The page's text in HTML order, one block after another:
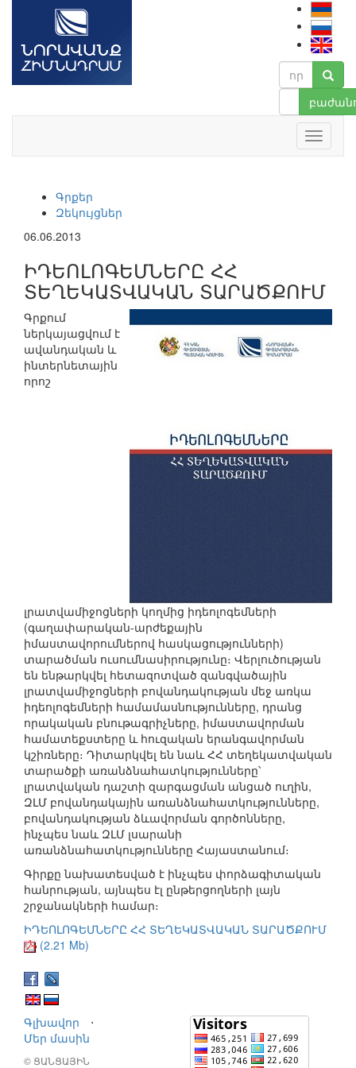
Գրքեր
Զեկույցներ
06.06.2013
ԻԴԵՈԼՈԳԵՄՆԵՐԸ ՀՀ
ՏԵՂԵԿԱՏՎԱԿԱՆ ՏԱՐԱԾՔՈՒՄ
Գրքում
ներկայացվում է
ավանդական և
ինտերնետային
որոշ
լրատվամիջոցների կողմից իդեոլոգեմների
(գաղափարական-արժեքային
իմաստավորումներով հասկացությունների)
տարածման ուսումնասիրությունը։ Վերլուծության
են ենթարկվել հետազոտված զանգվածային
լրատվամիջոցների բովանդակության մեջ առկա
իդեոլոգեմների համամասնությունները, դրանց
որակական բնութագրիչները, իմաստավորման
համատեքստերը և հուզական երանգավորման
կշիռները։ Դիտարկվել են նաև ՀՀ տեղեկատվական
տարածքի առանձնահատկությունները՝
լրատվական դաշտի զարգացման անցած ուղին,
ԶԼՄ բովանդակային առանձնահատկությունները,
բովանդակության ձևավորման գործոնները,
ինչպես նաև ԶԼՄ լսարանի
առանձնահատկությունները Հայաստանում։
Գիրքը նախատեսված է ինչպես փորձագիտական
հանրության, այնպես էլ ընթերցողների լայն
շրջանակների համար։
ԻԴԵՈԼՈԳԵՄՆԵՐԸ ՀՀ ՏԵՂԵԿԱՏՎԱԿԱՆ ՏԱՐԱԾՔՈՒՄ
(2.21 Mb)
Գլխավոր
⋅
Մեր մասին
© ՑԱՆՑԱՅԻՆ